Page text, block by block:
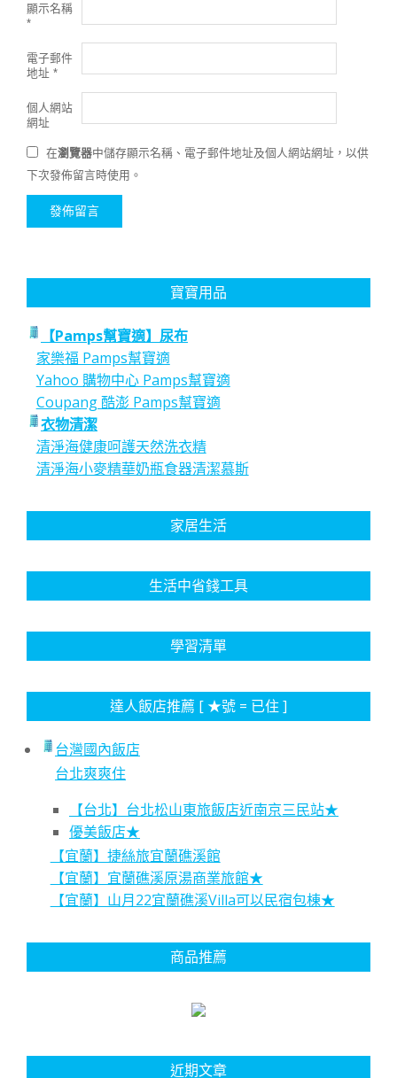
顯示名稱
*
電子郵件
地址 *
個人網站
網址
在瀏覽器中儲存顯示名稱、電子郵件地址及個人網站網址，以供
下次發佈留言時使用。
寶寶用品
【Pamps幫寶適】尿布
家樂福 Pamps幫寶適
Yahoo 購物中心 Pamps幫寶適
Coupang 酷澎 Pamps幫寶適
衣物清潔
清淨海健康呵護天然洗衣精
清淨海小麥精華奶瓶食器清潔慕斯
家居生活
生活中省錢工具
學習清單
達人飯店推薦 [ ★號 = 已住 ]
台灣國內飯店
台北爽爽住
【台北】台北松山東旅飯店近南京三民站★
優美飯店★
【宜蘭】捷絲旅宜蘭礁溪館
【宜蘭】宜蘭礁溪原湯商業旅館★
【宜蘭】山月22宜蘭礁溪Villa可以民宿包棟★
商品推薦
近期文章